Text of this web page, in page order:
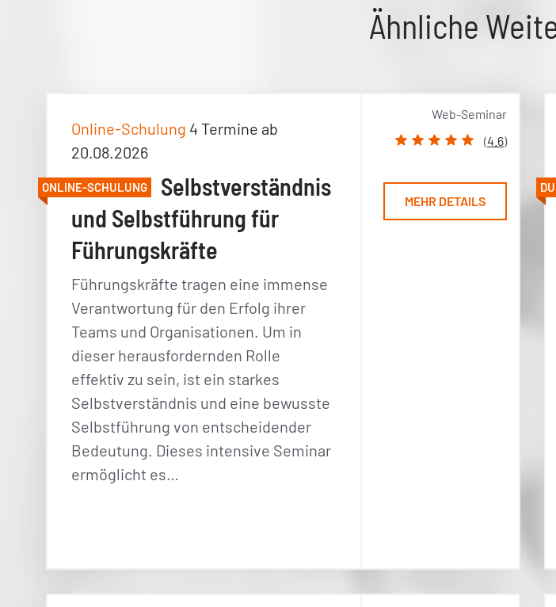
Ähnliche
Online-Schulung 4 Termine ab
20.08.2026
ONLINE-SCHULUNG
Selbstverständnis
und Selbstführung für
Führungskräfte
Führungskräfte tragen eine immense
Verantwortung für den Erfolg ihrer
Teams und Organisationen. Um in
dieser herausfordernden Rolle
effektiv zu sein, ist ein starkes
Selbstverständnis und eine bewusste
Selbstführung von entscheidender
Bedeutung. Dieses intensive Seminar
ermöglicht es…
Web-Seminar
(4.6)
MEHR DETAILS